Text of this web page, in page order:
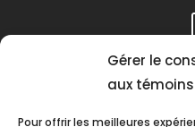
Gérer le
aux témoins
Pour offrir les meilleures
(418)